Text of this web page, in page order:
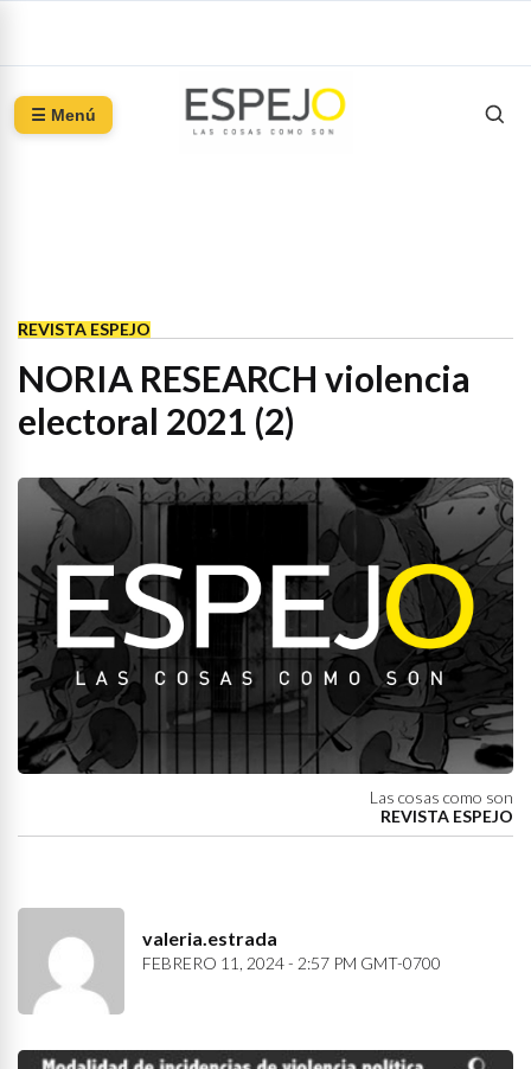
☰ Menú
REVISTA ESPEJO
NORIA RESEARCH violencia
electoral 2021 (2)
Las cosas como son
REVISTA ESPEJO
valeria.estrada
FEBRERO 11, 2024 - 2:57 PM GMT-0700